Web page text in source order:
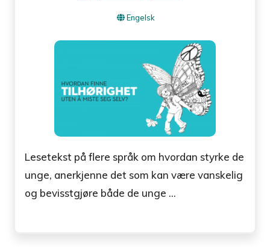
Engelsk
Lesetekst på flere språk om hvordan styrke de
unge, anerkjenne det som kan være vanskelig
og bevisstgjøre både de unge ...